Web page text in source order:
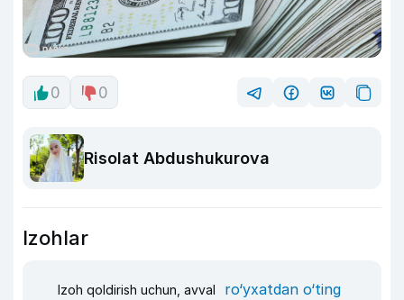
0 0
Risolat Abdushukurova
Izohlar
Izoh qoldirish uchun, avval ro‘yxatdan o‘ting